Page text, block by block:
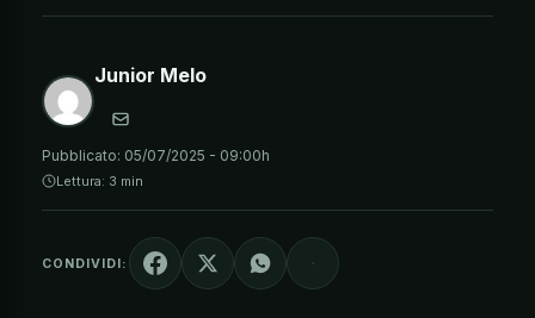
Junior Melo
Pubblicato: 05/07/2025 - 09:00h
Lettura: 3 min
CONDIVIDI: